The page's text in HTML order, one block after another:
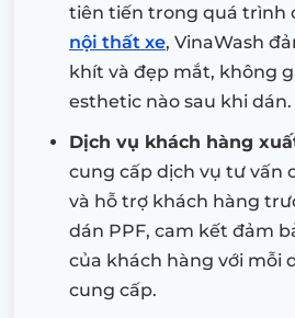
tiên tiến trong quá trình
nội thất xe, VinaWash
khít và đẹp mắt, không
esthetic nào sau khi dán.
Dịch vụ khách hàng
cung cấp dịch vụ tư vấn
và hỗ trợ khách hàng
dán PPF, cam kết đảm
của khách hàng với mỗi
cung cấp.